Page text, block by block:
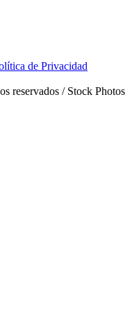
de Privacidad
reservados / Stock Photos